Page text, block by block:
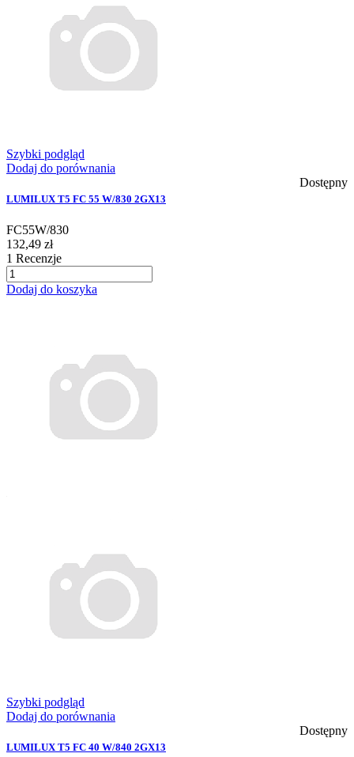
Szybki podgląd
Dodaj do porównania
Dostępny
LUMILUX T5 FC 55 W/830 2GX13
FC55W/830
132,49 zł
1 Recenzje
Dodaj do koszyka
Szybki podgląd
Dodaj do porównania
Dostępny
LUMILUX T5 FC 40 W/840 2GX13